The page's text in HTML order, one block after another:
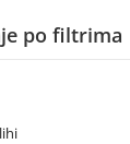
po filtrima